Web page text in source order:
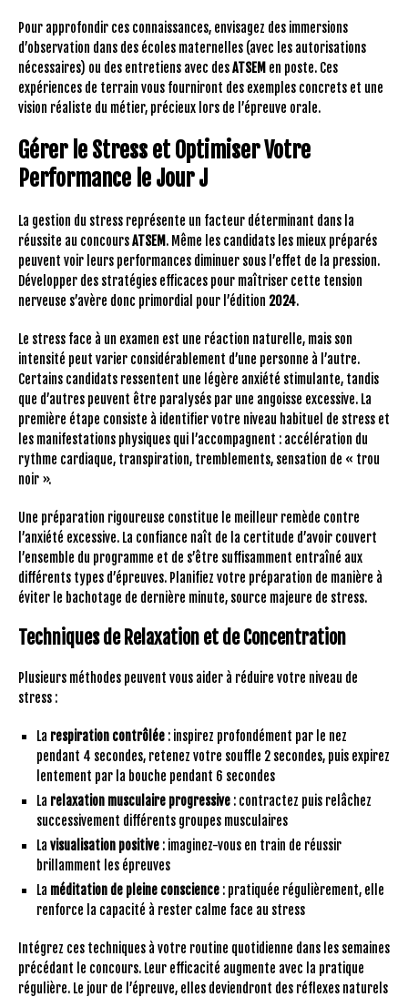
Pour approfondir ces connaissances, envisagez des immersions
d’observation dans des écoles maternelles (avec les autorisations
nécessaires) ou des entretiens avec desATSEM en poste. Ces
expériences de terrain vous fourniront des exemples concrets et une
vision réaliste du métier, précieux lors de l’épreuve orale.
Gérer le Stress et Optimiser Votre
Performance le Jour J
La gestion du stress représente un facteur déterminant dans la
réussite au concoursATSEM . Même les candidats les mieux préparés
peuvent voir leurs performances diminuer sous l’effet de la pression.
Développer des stratégies efficaces pour maîtriser cette tension
nerveuse s’avère donc primordial pour l’édition 2024.
Le stress face à un examen est une réaction naturelle, mais son
intensité peut varier considérablement d’une personne à l’autre.
Certains candidats ressentent une légère anxiété stimulante, tandis
que d’autres peuvent être paralysés par une angoisse excessive. La
première étape consiste à identifier votre niveau habituel de stress et
les manifestations physiques qui l’accompagnent : accélération du
rythme cardiaque, transpiration, tremblements, sensation de « trou
noir ».
Une préparation rigoureuse constitue le meilleur remède contre
l’anxiété excessive. La confiance naît de la certitude d’avoir couvert
l’ensemble du programme et de s’être suffisamment entraîné aux
différents types d’épreuves. Planifiez votre préparation de manière à
éviter le bachotage de dernière minute, source majeure de stress.
Techniques de Relaxation et de Concentration
Plusieurs méthodes peuvent vous aider à réduire votre niveau de
stress :
La respiration contrôlée : inspirez profondément par le nez
pendant 4 secondes, retenez votre souffle 2 secondes, puis expirez
lentement par la bouche pendant 6 secondes
La relaxation musculaire progressive : contractez puis relâchez
successivement différents groupes musculaires
La visualisation positive : imaginez-vous en train de réussir
brillamment les épreuves
La méditation de pleine conscience : pratiquée régulièrement, elle
renforce la capacité à rester calme face au stress
Intégrez ces techniques à votre routine quotidienne dans les semaines
précédant le concours. Leur efficacité augmente avec la pratique
régulière. Le jour de l’épreuve, elles deviendront des réflexes naturels